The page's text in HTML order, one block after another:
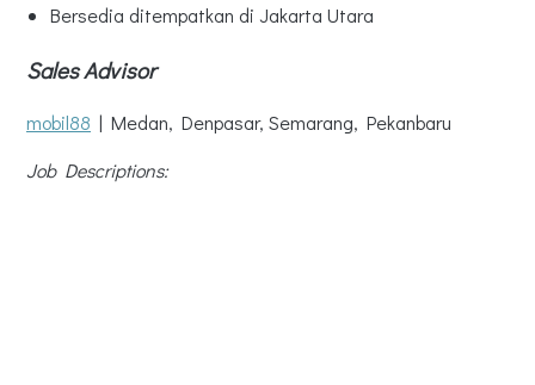
Bersedia ditempatkan di Jakarta Utara
Sales Advisor
mobil88 | Medan, Denpasar, Semarang, Pekanbaru
Job Descriptions: